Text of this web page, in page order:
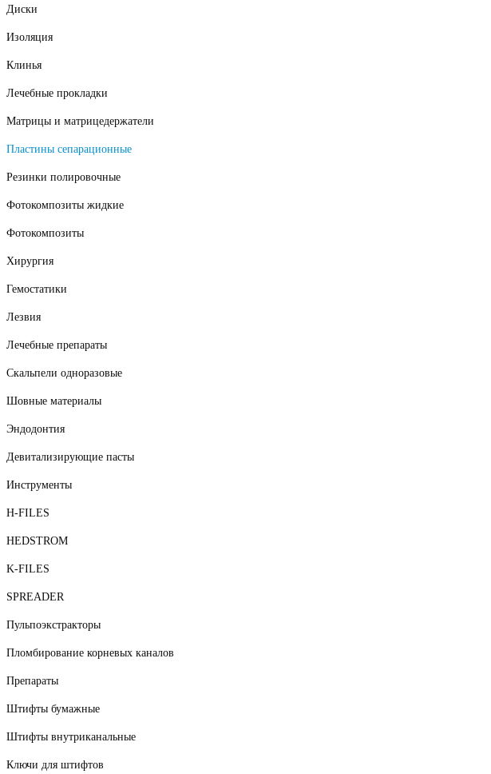
Диски
Изоляция
Клинья
Лечебные прокладки
Матрицы и матрицедержатели
Пластины сепарационные
Резинки полировочные
Фотокомпозиты жидкие
Фотокомпозиты
Хирургия
Гемостатики
Лезвия
Лечебные препараты
Скальпели одноразовые
Шовные материалы
Эндодонтия
Девитализирующие пасты
Инструменты
H-FILES
HEDSTROM
K-FILES
SPREADER
Пульпоэкстракторы
Пломбирование корневых каналов
Препараты
Штифты бумажные
Штифты внутриканальные
Ключи для штифтов